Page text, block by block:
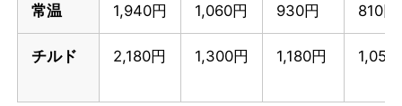
常温 1,940円 1,060円 930円 810円
チルド 2,180円 1,300円 1,180円 1,050